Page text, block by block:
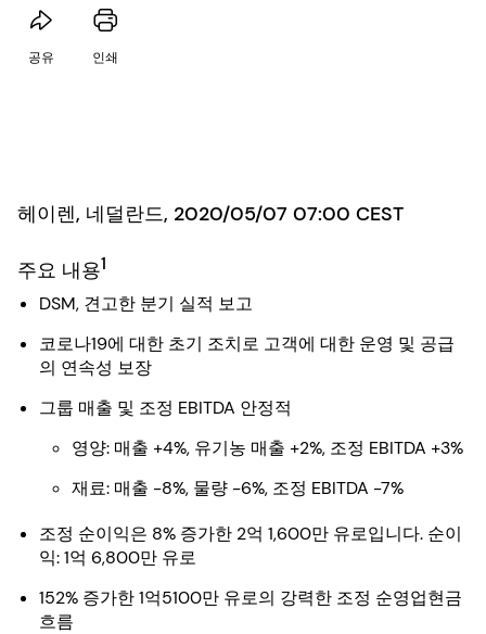
공유 인쇄
헤이렌, 네덜란드, 2020/05/07 07:00 CEST
주요 내용1
DSM, 견고한 분기 실적 보고
코로나19에 대한 초기 조치로 고객에 대한 운영 및 공급
의 연속성 보장
그룹 매출 및 조정 EBITDA 안정적
영양: 매출 +4%, 유기농 매출 +2%, 조정 EBITDA +3%
재료: 매출 -8%, 물량 -6%, 조정 EBITDA -7%
조정 순이익은 8% 증가한 2억 1,600만 유로입니다. 순이
익: 1억 6,800만 유로
152% 증가한 1억5100만 유로의 강력한 조정 순영업현금
흐름